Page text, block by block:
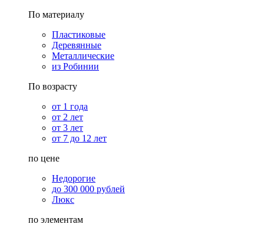
По материалу
Пластиковые
Деревянные
Металлические
из Робинии
По возрасту
от 1 года
от 2 лет
от 3 лет
от 7 до 12 лет
по цене
Недорогие
до 300 000 рублей
Люкс
по элементам